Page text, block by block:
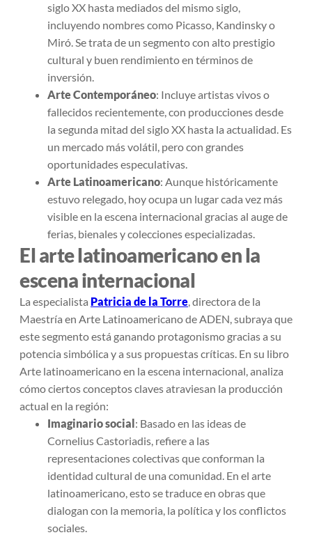
siglo XX hasta mediados del mismo siglo,
incluyendo nombres como Picasso, Kandinsky o
Miró. Se trata de un segmento con alto prestigio
cultural y buen rendimiento en términos de
inversión.
Arte Contemporáneo: Incluye artistas vivos o
fallecidos recientemente, con producciones desde
la segunda mitad del siglo XX hasta la actualidad. Es
un mercado más volátil, pero con grandes
oportunidades especulativas.
Arte Latinoamericano: Aunque históricamente
estuvo relegado, hoy ocupa un lugar cada vez más
visible en la escena internacional gracias al auge de
ferias, bienales y colecciones especializadas.
El arte latinoamericano en la
escena internacional
La especialista Patricia de la Torre, directora de la
Maestría en Arte Latinoamericano de ADEN, subraya que
este segmento está ganando protagonismo gracias a su
potencia simbólica y a sus propuestas críticas. En su libro
Arte latinoamericano en la escena internacional, analiza
cómo ciertos conceptos claves atraviesan la producción
actual en la región:
Imaginario social: Basado en las ideas de
Cornelius Castoriadis, refiere a las
representaciones colectivas que conforman la
identidad cultural de una comunidad. En el arte
latinoamericano, esto se traduce en obras que
dialogan con la memoria, la política y los conflictos
sociales.